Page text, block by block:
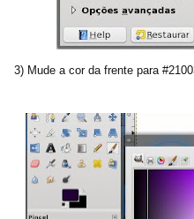
3) Mude a cor da frente para